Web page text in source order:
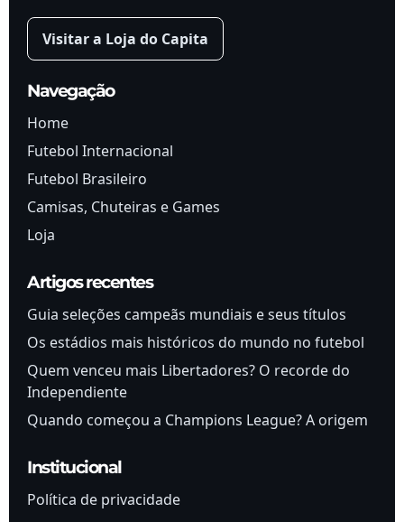
Visitar a Loja do Capita
Navegação
Home
Futebol Internacional
Futebol Brasileiro
Camisas, Chuteiras e Games
Loja
Artigos recentes
Guia seleções campeãs mundiais e seus títulos
Os estádios mais históricos do mundo no futebol
Quem venceu mais Libertadores? O recorde do
Independiente
Quando começou a Champions League? A origem
Institucional
Política de privacidade